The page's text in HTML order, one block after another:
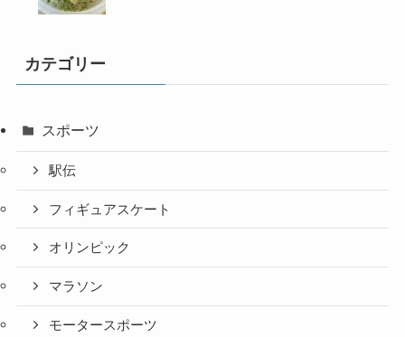
カテゴリー
スポーツ
駅伝
フィギュアスケート
オリンピック
マラソン
モータースポーツ